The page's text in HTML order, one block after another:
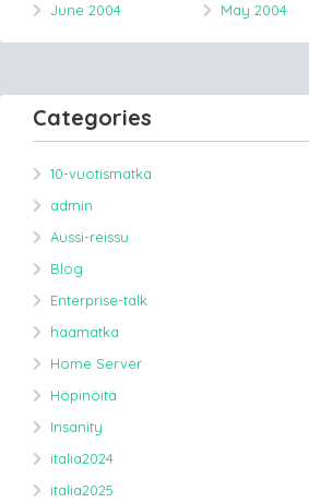
June 2004
May 2004
Categories
10-vuotismatka
admin
Aussi-reissu
Blog
Enterprise-talk
haamatka
Home Server
Höpinöitä
Insanity
italia2024
italia2025